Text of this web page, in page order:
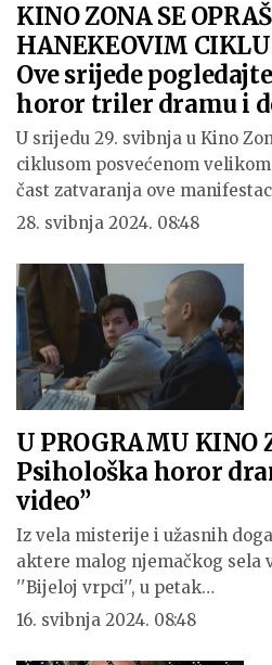
KINO ZONA SE
HANEKEOVIM
Ove srijede
horor triler dramu i
U srijedu 29. svibnja u Kino
ciklusom posvećenom
čast zatvaranja ove
28. svibnja 2024. 08:48
U PROGRAMU KINO
Psihološka horor
video”
Iz vela misterije i užasnih
aktere malog njemačkog sela
''Bijeloj vrpci'', u petak…
16. svibnja 2024. 08:48